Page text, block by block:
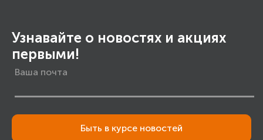
Узнавайте о новостях и акциях
первыми!
Быть в курсе новостей